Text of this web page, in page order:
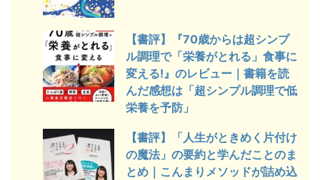
【書評】『70歳からは超シンプ
ル調理で「栄養がとれる」食事に
変える!』のレビュー｜書籍を読
んだ感想は「超シンプル調理で低
栄養を予防」
【書評】「人生がときめく片付け
の魔法」の要約と学んだことのま
とめ｜こんまりメソッドが詰め込